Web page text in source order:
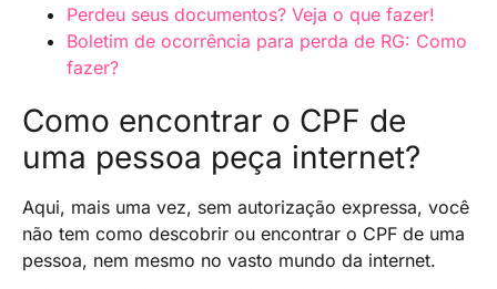
Perdeu seus documentos? Veja o que fazer!
Boletim de ocorrência para perda de RG: Como
fazer?
Como encontrar o CPF de
uma pessoa peça internet?
Aqui, mais uma vez, sem autorização expressa, você
não tem como descobrir ou encontrar o CPF de uma
pessoa, nem mesmo no vasto mundo da internet.